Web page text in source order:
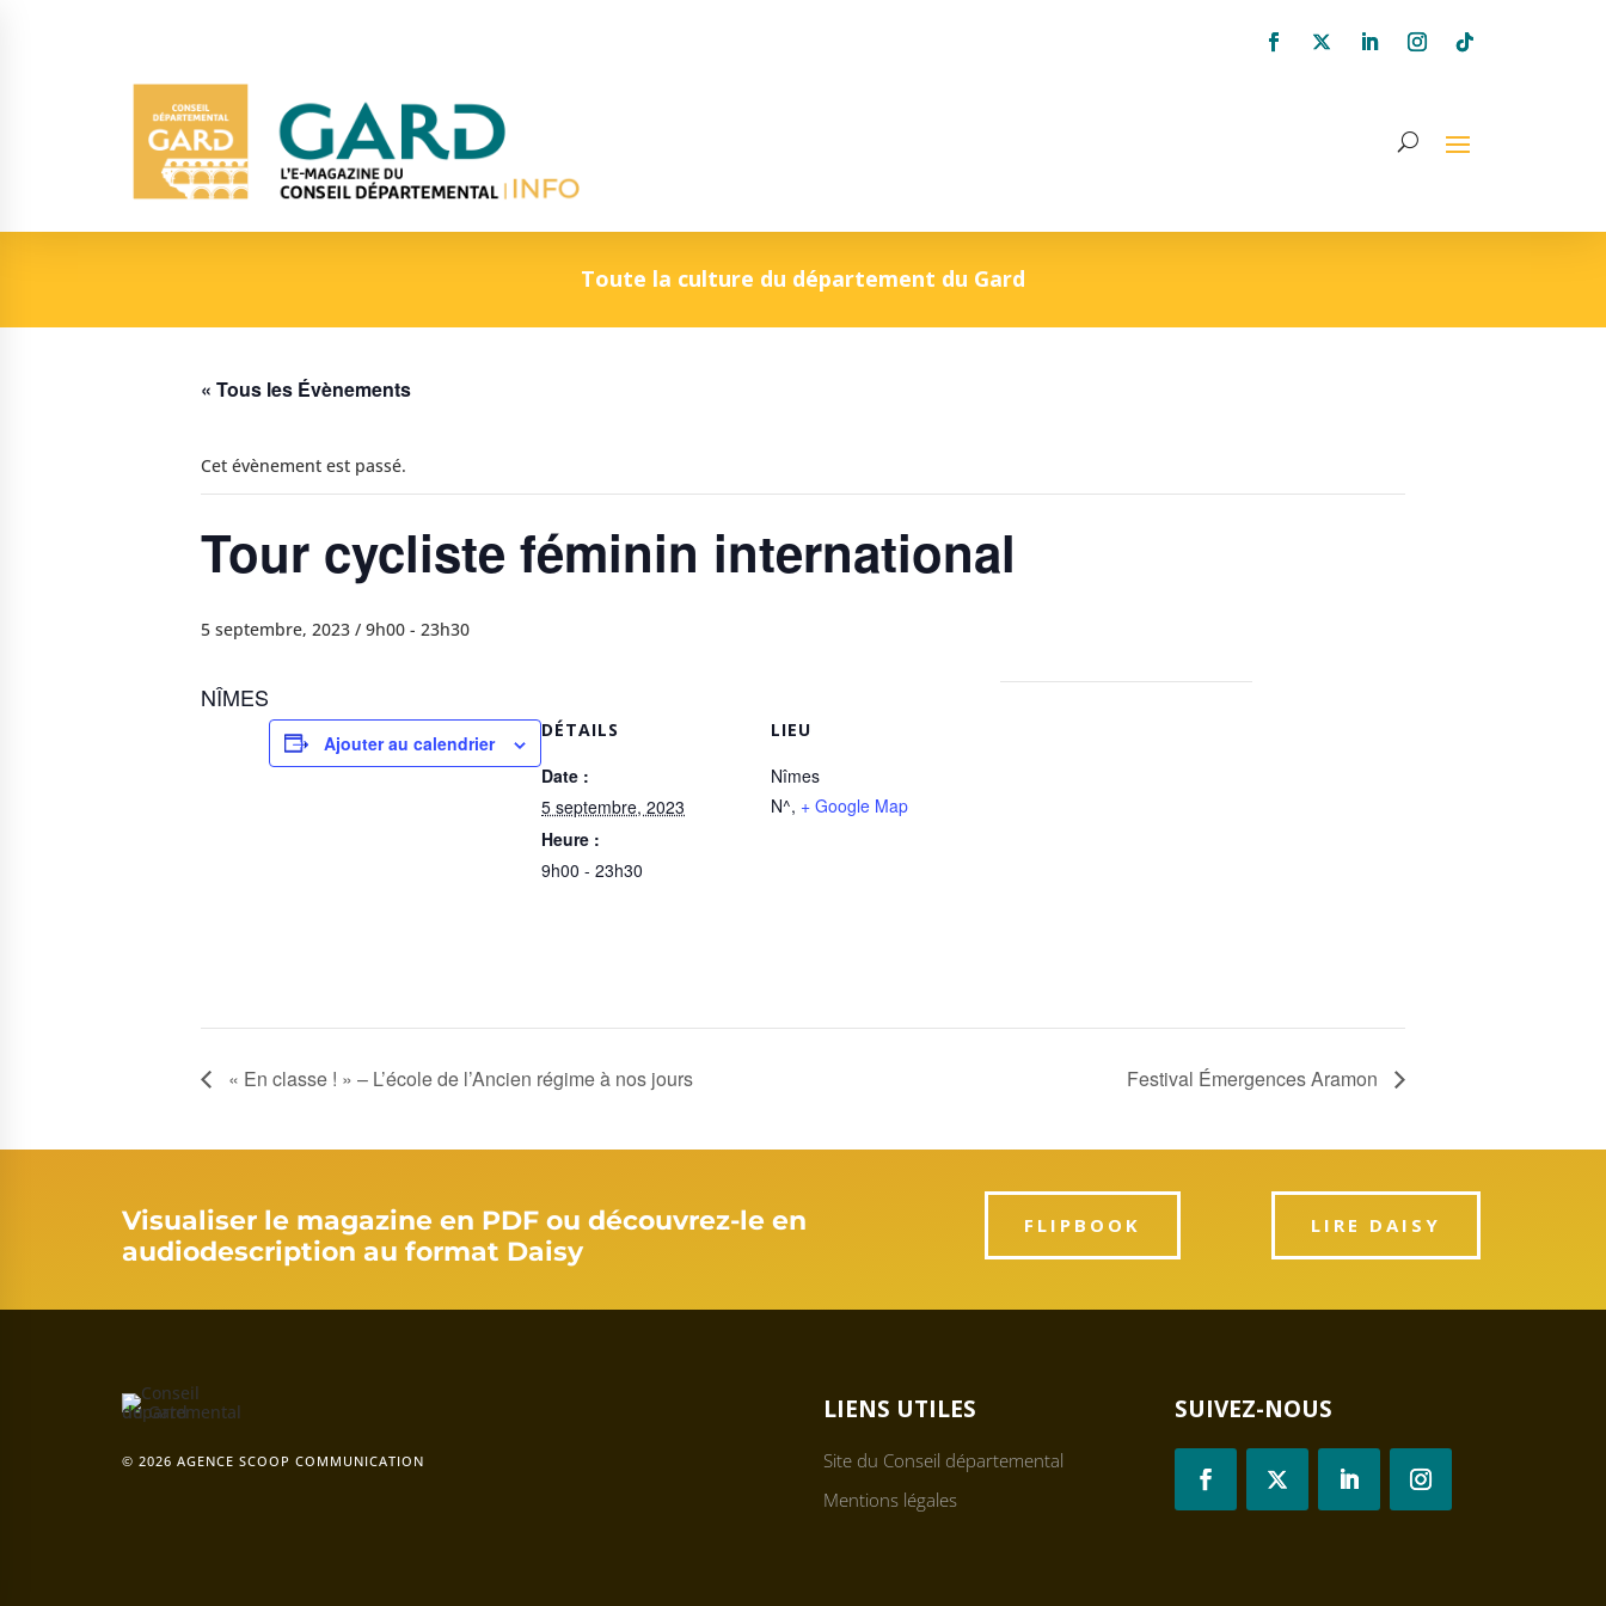
Toute la culture du département du Gard
« Tous les Évènements
Cet évènement est passé.
Tour cycliste féminin international
5 septembre, 2023 / 9h00 - 23h30
NÎMES
Ajouter au calendrier
DÉTAILS
Date :
5 septembre, 2023
Heure :
9h00 - 23h30
LIEU
Nîmes
N^, + Google Map
« En classe ! » – L’école de l’Ancien régime à nos jours Festival Émergences Aramon
Visualiser le magazine en PDF ou découvrez-le en
audiodescription au format Daisy
FLIPBOOK LIRE DAISY
© 2026 AGENCE SCOOP COMMUNICATION
LIENS UTILES
Site du Conseil départemental
Mentions légales
SUIVEZ-NOUS